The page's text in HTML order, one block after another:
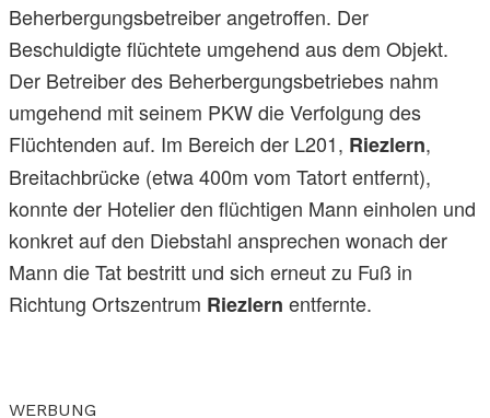
Beherbergungsbetreiber angetroffen. Der
Beschuldigte flüchtete umgehend aus dem Objekt.
Der Betreiber des Beherbergungsbetriebes nahm
umgehend mit seinem PKW die Verfolgung des
Flüchtenden auf. Im Bereich der L201, Riezlern,
Breitachbrücke (etwa 400m vom Tatort entfernt),
konnte der Hotelier den flüchtigen Mann einholen und
konkret auf den Diebstahl ansprechen wonach der
Mann die Tat bestritt und sich erneut zu Fuß in
Richtung Ortszentrum Riezlern entfernte.
WERBUNG